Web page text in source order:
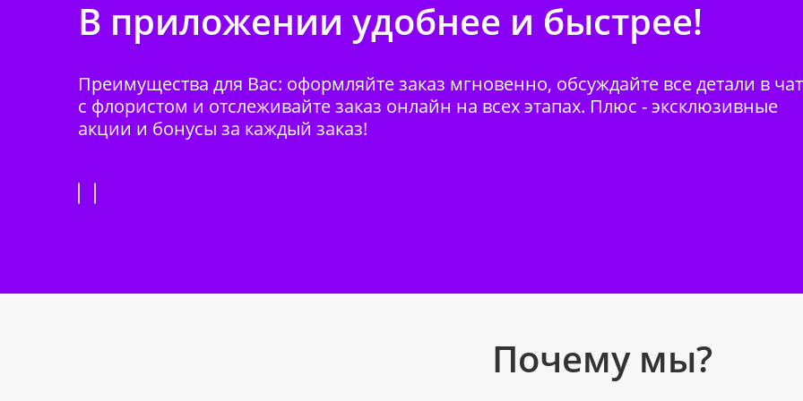
В приложении удобнее и быстрее!
Преимущества для Вас: оформляйте заказ мгновенно, обсуждайте все детали в
с флористом и отслеживайте заказ онлайн на всех этапах. Плюс - эксклюзивные
акции и бонусы за каждый заказ!
Почему мы?